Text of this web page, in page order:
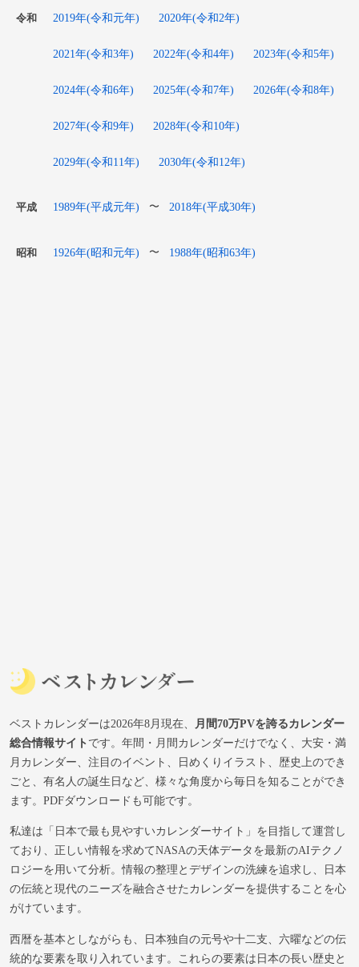
令和 2019年(令和元年) 2020年(令和2年)
2021年(令和3年) 2022年(令和4年) 2023年(令和5年)
2024年(令和6年) 2025年(令和7年) 2026年(令和8年)
2027年(令和9年) 2028年(令和10年)
2029年(令和11年) 2030年(令和12年)
平成 1989年(平成元年) 〜 2018年(平成30年)
昭和 1926年(昭和元年) 〜 1988年(昭和63年)
ベストカレンダーは2026年8月現在、
月間70万PVを誇るカレンダー
総合情報サイトです。年間・月間カレンダーだけでなく、大安・満
月カレンダー、注目のイベント、日めくりイラスト、歴史上のでき
ごと、有名人の誕生日など、様々な角度から毎日を知ることができ
ます。PDFダウンロードも可能です。
私達は「日本で最も見やすいカレンダーサイト」を目指して運営し
ており、正しい情報を求めてNASAの天体データを最新のAIテクノ
ロジーを用いて分析。情報の整理とデザインの洗練を追求し、日本
の伝統と現代のニーズを融合させたカレンダーを提供することを心
がけています。
西暦を基本としながらも、日本独自の元号や十二支、六曜などの伝
統的な要素を取り入れています。これらの要素は日本の長い歴史と